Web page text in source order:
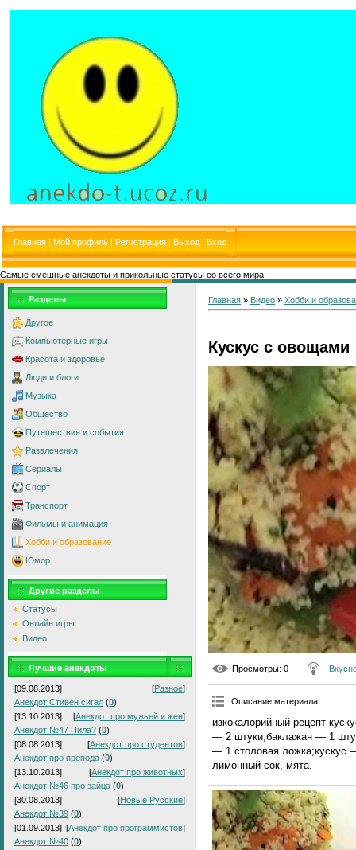
Главная | Мой профиль | Регистрация | Выход | Вход
Самые смешные анекдоты и прикольные статусы со всего мира
Разделы
Другое
Компьютерные игры
Красота и здоровье
Люди и блоги
Музыка
Общество
Путешествия и события
Развлечения
Сериалы
Спорт
Транспорт
Фильмы и анимация
Хобби и образование
Юмор
Другие разделы
Статусы
Онлайн игры
Видео
Лучшие анекдоты
[09.08.2013] [Разное]
Анекдот Стивен сигал (0)
[13.10.2013]
[Анекдот про мужьей и жен]
Анекдот №47 Пила? (0)
[08.08.2013]
[Анекдот про студентов]
Анекдот про препода (0)
[13.10.2013]
[Анекдот про животных]
Анекдот №46 про зайца (0)
[30.08.2013]
[Новые Русские]
Анекдот №39 (0)
[01.09.2013] [Анекдот про программистов]
Анекдот №40 (0)
Главная » Видео » Хобби и
Кускус с овощами
Просмотры: 0
Описание материала:
изкокалорийный рецепт
— 2 штуки;баклажан — 1
— 1 столовая ложка;кускус
лимонный сок, мята.